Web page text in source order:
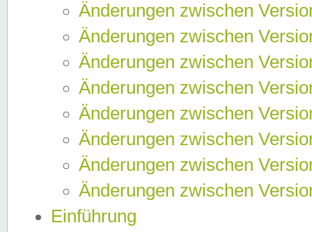
Änderungen zwischen
Änderungen zwischen
Änderungen zwischen
Änderungen zwischen
Änderungen zwischen
Änderungen zwischen
Änderungen zwischen
Änderungen zwischen
Einführung